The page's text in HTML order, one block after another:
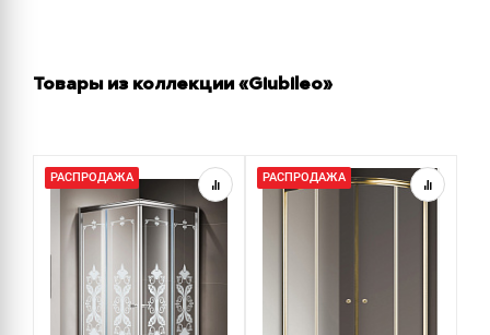
Товары из коллекции «Giubileo»
РАСПРОДАЖА РАСПРОДАЖА